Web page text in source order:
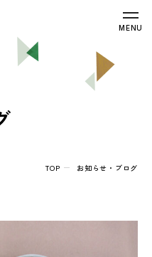
定こども園 たかがみねこ
MENU
TOP お知らせ・ブログ